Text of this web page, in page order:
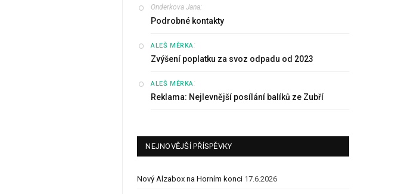
Onderkova Jana:
Podrobné kontakty
ALEŠ MĚRKA:
Zvýšení poplatku za svoz odpadu od 2023
ALEŠ MĚRKA:
Reklama: Nejlevnější posílání balíků ze Zubří
NEJNOVĚJŠÍ PŘÍSPĚVKY
Nový Alzabox na Horním konci 17.6.2026